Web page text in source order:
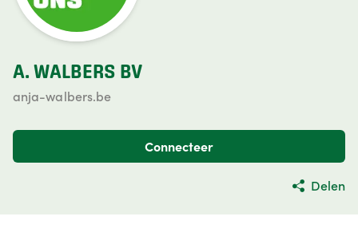
A. WALBERS BV
anja-walbers.be
Connecteer
Delen